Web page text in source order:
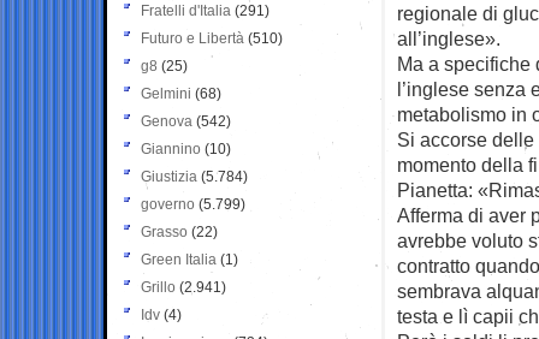
regionale di
all’inglese».
Ma a specifiche
l’inglese senza
metabolismo in
Si accorse
momento della
Pianetta:
Afferma di aver
avrebbe voluto
contratto
sembrava
testa e lì capii
Fratelli d'Italia (291)
Futuro e Libertà (510)
g8 (25)
Gelmini (68)
Genova (542)
Giannino (10)
Giustizia (5.784)
governo (5.799)
Grasso (22)
Green Italia (1)
Grillo (2.941)
Idv (4)